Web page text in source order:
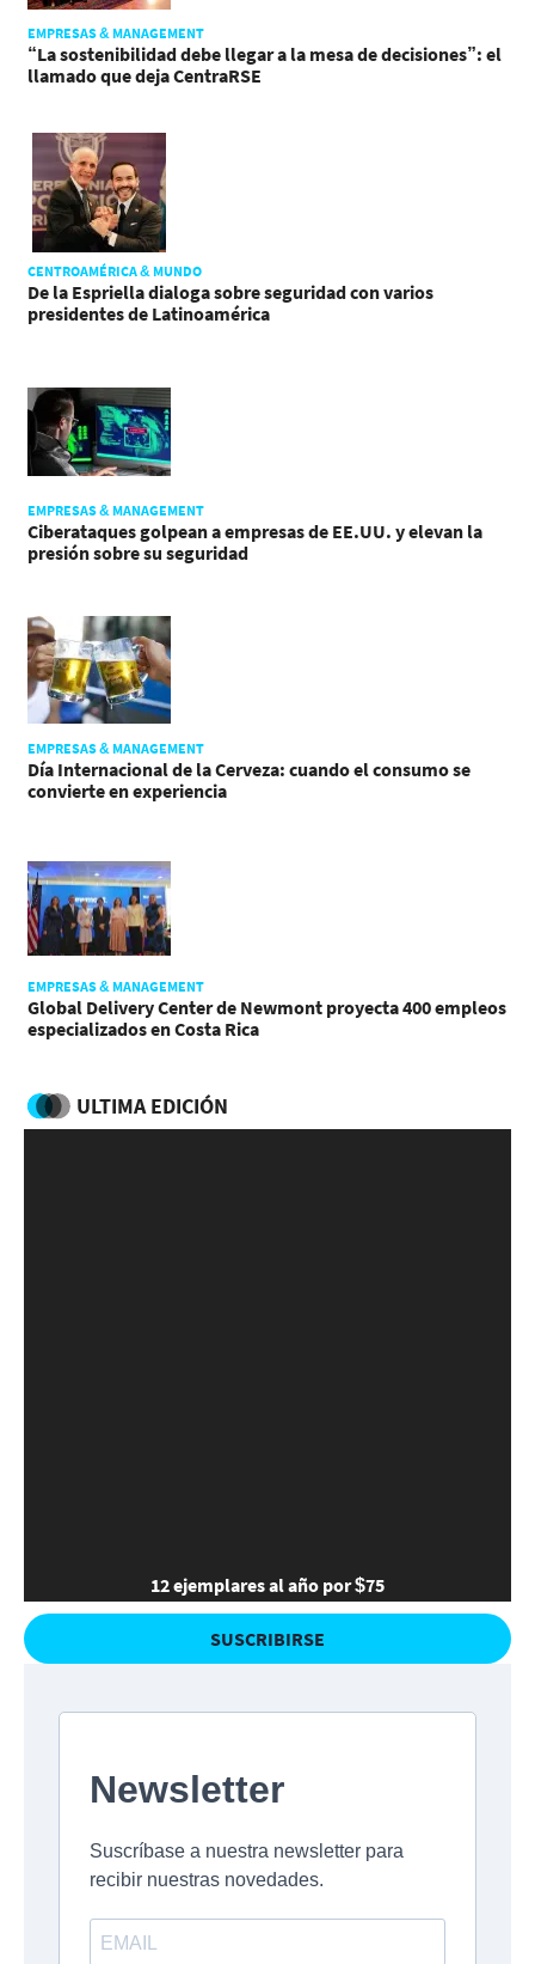
EMPRESAS & MANAGEMENT
“La sostenibilidad debe llegar a la mesa de decisiones”: el
llamado que deja CentraRSE
CENTROAMÉRICA & MUNDO
De la Espriella dialoga sobre seguridad con varios
presidentes de Latinoamérica
EMPRESAS & MANAGEMENT
Ciberataques golpean a empresas de EE.UU. y elevan la
presión sobre su seguridad
EMPRESAS & MANAGEMENT
Día Internacional de la Cerveza: cuando el consumo se
convierte en experiencia
EMPRESAS & MANAGEMENT
Global Delivery Center de Newmont proyecta 400 empleos
especializados en Costa Rica
ULTIMA EDICIÓN
12 ejemplares al año por $75
SUSCRIBIRSE